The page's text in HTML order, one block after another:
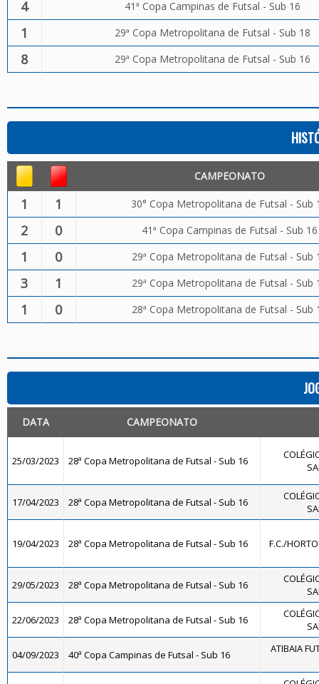
4 41ª Copa Campinas de Futsal - Sub 16
1 29ª Copa Metropolitana de Futsal - Sub 18
8 29ª Copa Metropolitana de Futsal - Sub 16
CAMPEONATO
1 1 30° Copa Metropolitana de Futsal - Sub
2 0 41ª Copa Campinas de Futsal - Sub 16
1 0 29ª Copa Metropolitana de Futsal - Sub
3 1 29ª Copa Metropolitana de Futsal - Sub
1 0 28ª Copa Metropolitana de Futsal - Sub
DATA CAMPEONATO
25/03/2023 28ª Copa Metropolitana de Futsal - Sub 16
17/04/2023 28ª Copa Metropolitana de Futsal - Sub 16
19/04/2023 28ª Copa Metropolitana de Futsal - Sub 16 F.C./
29/05/2023 28ª Copa Metropolitana de Futsal - Sub 16
22/06/2023 28ª Copa Metropolitana de Futsal - Sub 16
04/09/2023 40ª Copa Campinas de Futsal - Sub 16 ATIBAIA